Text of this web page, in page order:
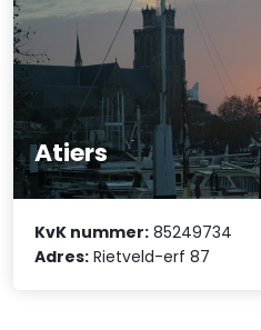
Atiers
KvK nummer: 85249734
Adres: Rietveld-erf 87